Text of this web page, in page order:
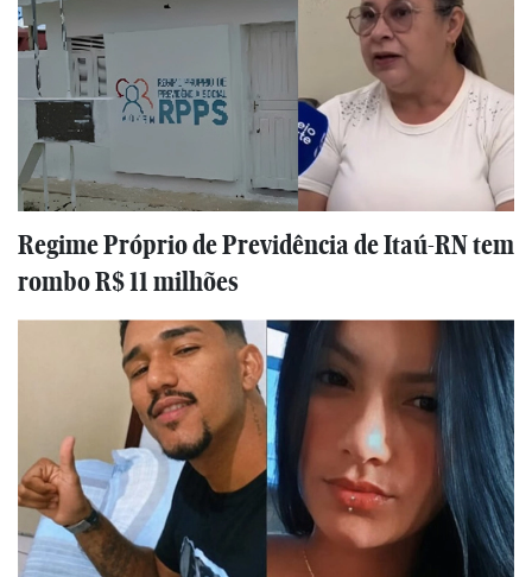
Regime Próprio de Previdência de Itaú-RN tem
rombo R$ 11 milhões